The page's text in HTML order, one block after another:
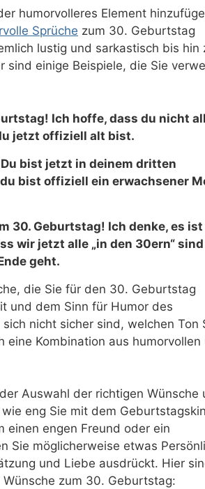
humorvolleres Element
Sprüche zum 30. Geburtstag
lustig und sarkastisch bis hin
sind einige Beispiele, die Sie
Ich hoffe, dass du nicht
jetzt offiziell alt bist.
bist jetzt in deinem dritten
bist offiziell ein erwachsener
30. Geburtstag! Ich denke, es ist
wir jetzt alle „in den 30ern“
geht.
die Sie für den 30. Geburtstag
und dem Sinn für Humor des
nicht sicher sind, welchen Ton
eine Kombination aus humorvollen
Auswahl der richtigen Wünsche
eng Sie mit dem
einen engen Freund oder ein
Sie möglicherweise etwas
und Liebe ausdrückt. Hier
zum 30. Geburtstag: